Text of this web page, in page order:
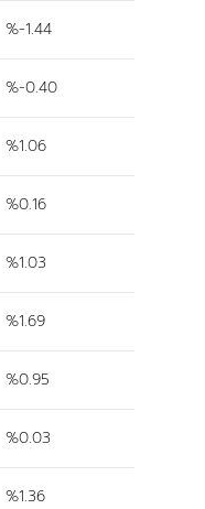
%-1.44
%-0.40
%1.06
%0.16
%1.03
%1.69
%0.95
%0.03
%1.36